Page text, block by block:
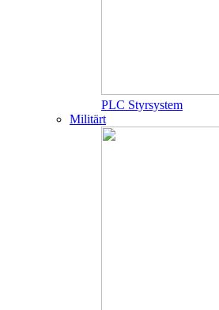
PLC Styrsystem
Militärt